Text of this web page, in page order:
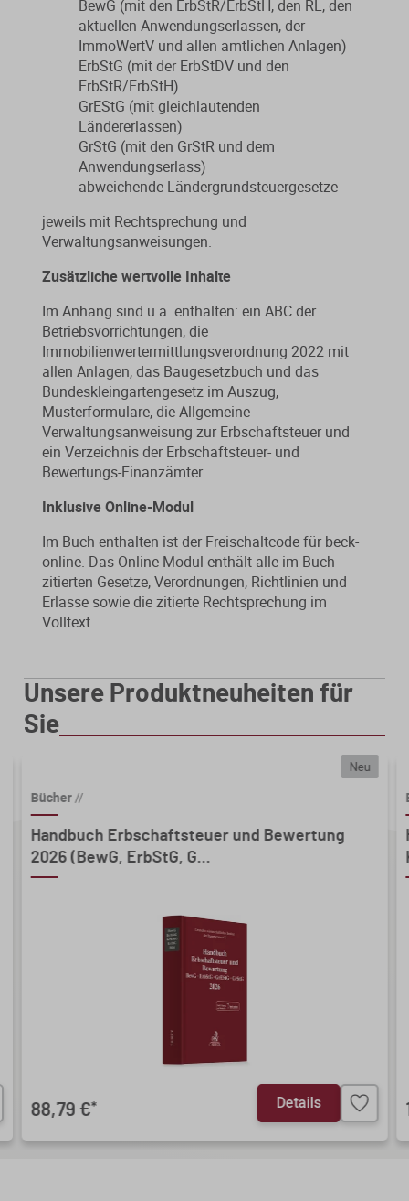
BewG (mit den ErbStR/ErbStH, den RL, den
aktuellen Anwendungserlassen, der
ImmoWertV und allen amtlichen Anlagen)
ErbStG (mit der ErbStDV und den
ErbStR/ErbStH)
GrEStG (mit gleichlautenden
Ländererlassen)
GrStG (mit den GrStR und dem
Anwendungserlass)
abweichende Ländergrundsteuergesetze
jeweils mit Rechtsprechung und
Verwaltungsanweisungen.
Zusätzliche wertvolle Inhalte
Im Anhang sind u.a. enthalten: ein ABC der
Betriebsvorrichtungen, die
Immobilienwertermittlungsverordnung 2022 mit
allen Anlagen, das Baugesetzbuch und das
Bundeskleingartengesetz im Auszug,
Musterformulare, die Allgemeine
Verwaltungsanweisung zur Erbschaftsteuer und
ein Verzeichnis der Erbschaftsteuer- und
Bewertungs-Finanzämter.
Inklusive Online-Modul
Im Buch enthalten ist der Freischaltcode für beck-
online. Das Online-Modul enthält alle im Buch
zitierten Gesetze, Verordnungen, Richtlinien und
Erlasse sowie die zitierte Rechtsprechung im
Volltext.
Unsere Produktneuheiten für
Sie
Neu
Bücher//
Handbuch Erbschaftsteuer und Bewertung
2026 (BewG, ErbStG, G...
88,79 €* Details